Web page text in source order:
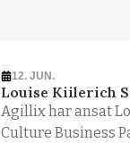
12. JUN.
Louise Kiilerich
Agillix har ansat
Culture Business